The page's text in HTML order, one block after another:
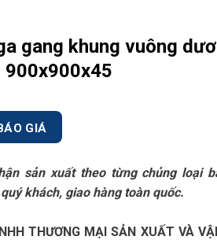
gang khung vuông
900x900x45
GIÁ
sản xuất theo từng chủng loại
khách, giao hàng toàn quốc.
THƯƠNG MẠI SẢN XUẤT VÀ